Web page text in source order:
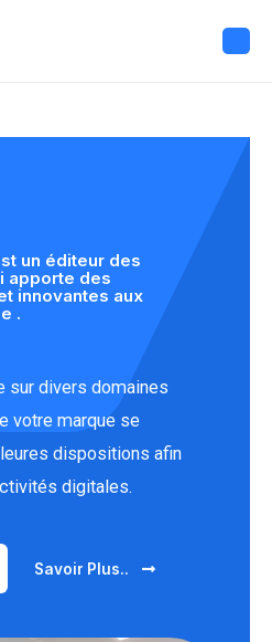
un éditeur des
apporte des
innovantes aux
.
sur divers domaines
votre marque se
dispositions afin
digitales.
Savoir Plus..